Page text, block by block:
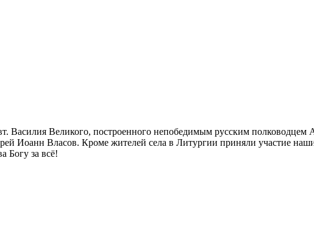
Василия Великого, построенного непобедимым русским
Иоанн Власов. Кроме жителей села в Литургии приняли участие
Богу за всё!